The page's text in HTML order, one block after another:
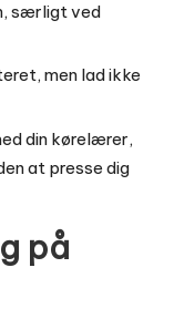
særligt ved
men lad ikke
din kørelærer,
at presse dig
på